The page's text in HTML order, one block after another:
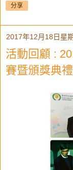
分享
2017年12月18日星
活動回顧 :
賽暨頒獎典禮